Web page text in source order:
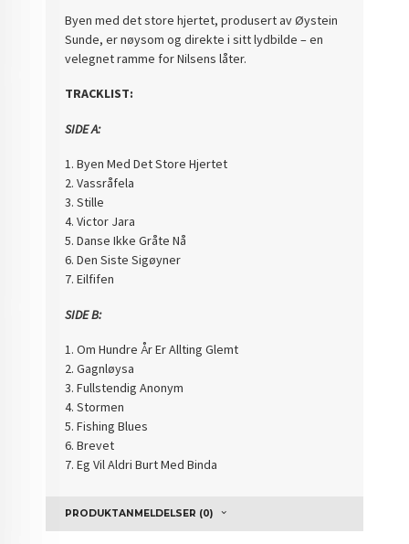
Byen med det store hjertet, produsert av Øystein
Sunde, er nøysom og direkte i sitt lydbilde – en
velegnet ramme for Nilsens låter.
TRACKLIST:
SIDE A:
1. Byen Med Det Store Hjertet
2. Vassråfela
3. Stille
4. Victor Jara
5. Danse Ikke Gråte Nå
6. Den Siste Sigøyner
7. Eilfifen
SIDE B:
1. Om Hundre År Er Allting Glemt
2. Gagnløysa
3. Fullstendig Anonym
4. Stormen
5. Fishing Blues
6. Brevet
7. Eg Vil Aldri Burt Med Binda
PRODUKTANMELDELSER (0)